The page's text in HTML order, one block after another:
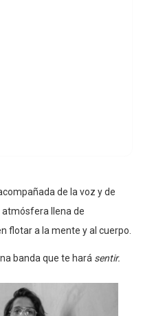
de la voz y de
llena de
flotar a la mente y al cuerpo.
banda que te hará sentir.